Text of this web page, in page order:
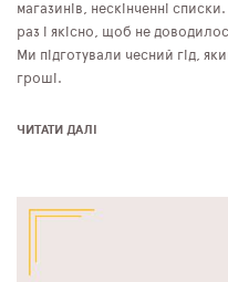
магазинів, нескінченні
раз і якісно, щоб не
Ми підготували чесний гід,
гроші.
ЧИТАТИ ДАЛІ